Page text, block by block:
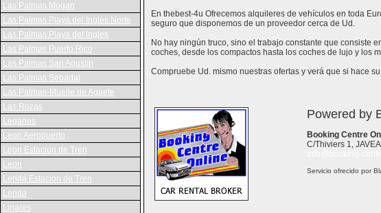
Las Palmas Mogan
Las Palmas Playa del Ingles Norte
Las Palmas Playa del Ingles
Las Palmas Puerto Rico
Las Palmas San Agustín
Las Palmas Sebadal
Las Palmas-Muelle de Agaete
Las Rozas
Leganes
Leon Aeropuerto
Leon Estacion de Tren
Leon
Lerida Estacion de Tren
Lerida
Linares
En thebest-4u Ofrecemos alquileres de vehículos en toda
seguro que disponemos de un proveedor cerca de Ud.
No hay ningún truco, sino el trabajo constante que consiste
coches, desde los compactos hasta los coches de lujo y los
Compruebe Ud. mismo nuestras ofertas y verá que si hace
Powered by
Booking Centre
C/Thiviers 1,
Servicio ofrecido por